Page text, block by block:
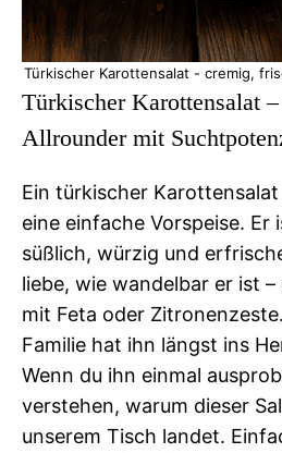
Türkischer Karottensalat - cremig,
Türkischer Karottensalat
Allrounder mit
Ein türkischer
eine einfache Vorspeise. Er
süßlich, würzig und
liebe, wie wandelbar er ist
mit Feta oder
Familie hat ihn längst ins
Wenn du ihn einmal
verstehen, warum dieser
unserem Tisch landet.